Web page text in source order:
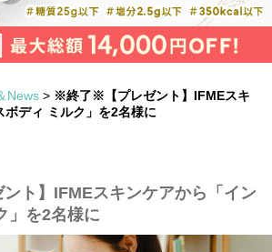
News > ※終了※【プレゼント】IFMEスキ
ボディ ミルク」を2名様に
ト】IFMEスキンケアから「イン
」を2名様に